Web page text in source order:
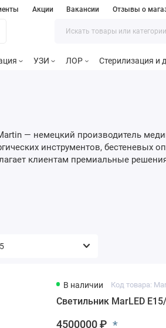
Акции Вакансии Отзывы о
УЗИ ЛОР Стерилизация и
— немецкий производитель
инструментов,
клиентам премиальные
В наличии Код товара:
Светильник MarLED
4500000 ₽